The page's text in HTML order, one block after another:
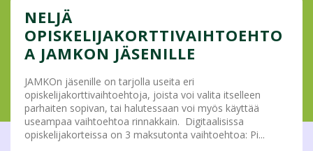
NELJÄ
OPISKELIJAKORTTIVAIHTOEHTO
A JAMKON JÄSENILLE
JAMKOn jäsenille on tarjolla useita eri
opiskelijakorttivaihtoehtoja, joista voi valita itselleen
parhaiten sopivan, tai halutessaan voi myös käyttää
useampaa vaihtoehtoa rinnakkain. Digitaalisissa
opiskelijakorteissa on 3 maksutonta vaihtoehtoa: Pi...